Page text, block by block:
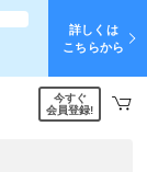
詳しくは
こちらから
今すぐ
会員登録!